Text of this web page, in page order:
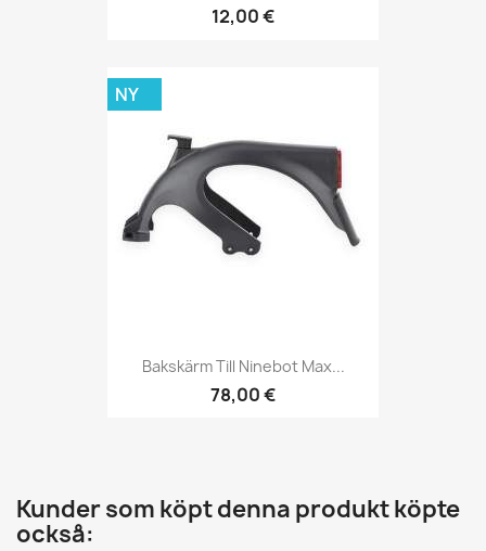
12,00 €
Bakskärm Till Ninebot Max...
78,00 €
NY
Kunder som köpt denna produkt köpte
också: